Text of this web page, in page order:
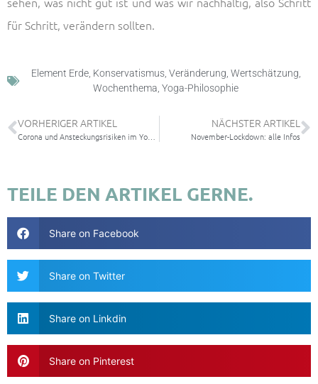
für Schritt, verändern sollten.
Element Erde, Konservatismus, Veränderung Wertschätzung
Wochenthema Yoga-Philosophie
VORHERIGER ARTIKEL NÄCHSTER ARTIKEL
November-Lockdown: alle Infos
TEILE DEN ARTIKEL GERNE.
Share on Facebook
Share on Twitter
Share on Linkdin
Share on Pinterest